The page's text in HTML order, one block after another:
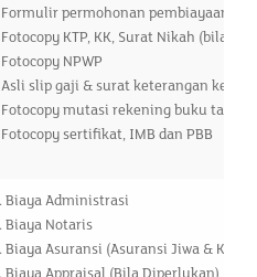
Formulir permohonan pembiayaan
Fotocopy KTP, KK, Surat Nikah (bila
Fotocopy NPWP
Asli slip gaji & surat keterangan kerja
Fotocopy mutasi rekening buku
Fotocopy sertifikat, IMB dan PBB
Biaya Administrasi
Biaya Notaris
Biaya Asuransi (Asuransi Jiwa &